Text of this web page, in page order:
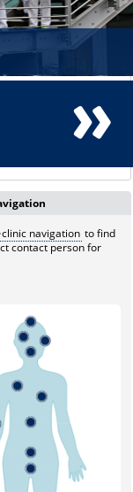
clinic navigation to find
contact person for